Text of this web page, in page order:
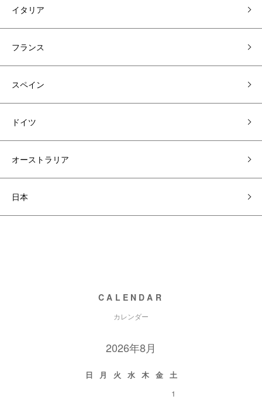
イタリア
フランス
スペイン
ドイツ
オーストラリア
日本
CALENDAR
カレンダー
2026年8月
日 月 火 水 木 金
土
1